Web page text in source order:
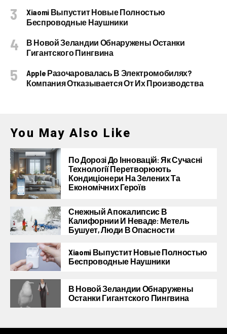
Xiaomi Выпустит Новые Полностью
Беспроводные Наушники
В Новой Зеландии Обнаружены Останки
Гигантского Пингвина
Apple Разочаровалась В Электромобилях?
Компания Отказывается От Их Производства
You May Also Like
По Дорозі До Інновацій: Як Сучасні
Технології Перетворюють
Кондиціонери На Зелених Та
Економічних Героїв
Снежный Апокалипсис В
Калифорнии И Неваде: Метель
Бушует, Люди В Опасности
Xiaomi Выпустит Новые Полностью
Беспроводные Наушники
В Новой Зеландии Обнаружены
Останки Гигантского Пингвина